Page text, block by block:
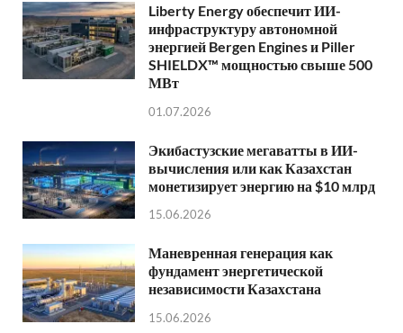
Liberty Energy обеспечит ИИ-
инфраструктуру автономной
энергией Bergen Engines и Piller
SHIELDX™ мощностью свыше 500
МВт
01.07.2026
Экибастузские мегаватты в ИИ-
вычисления или как Казахстан
монетизирует энергию на $10 млрд
15.06.2026
Маневренная генерация как
фундамент энергетической
независимости Казахстана
15.06.2026